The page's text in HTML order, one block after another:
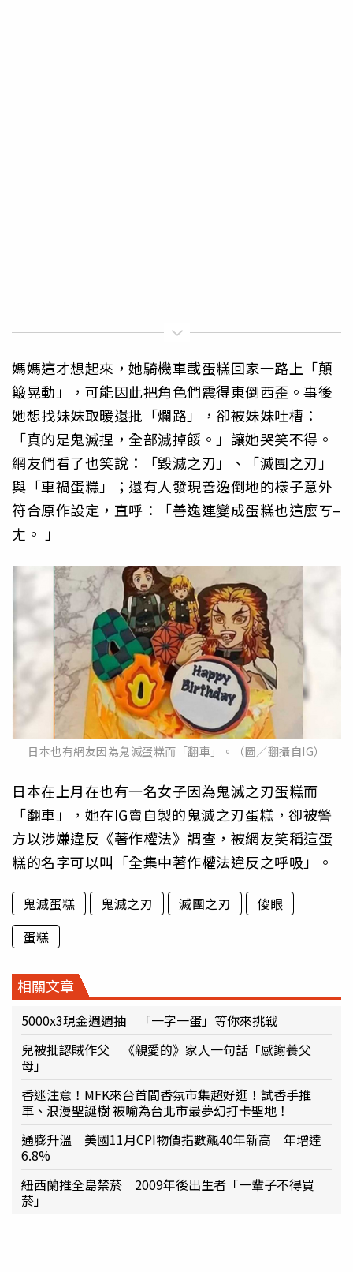
媽媽這才想起來，她騎機車載蛋糕回家一路上「顛
簸晃動」，可能因此把角色們震得東倒西歪。事後
她想找妹妹取暖還批「爛路」，卻被妹妹吐槽：
「真的是鬼滅捏，全部滅掉餒。」讓她哭笑不得。
網友們看了也笑說：「毀滅之刃」、「滅團之刃」
與「車禍蛋糕」；還有人發現善逸倒地的樣子意外
符合原作設定，直呼：「善逸連變成蛋糕也這麼ㄎ–
ㄤ。 」
日本也有網友因為鬼滅蛋糕而「翻車」。（圖∕翻攝自IG）
日本在上月在也有一名女子因為鬼滅之刃蛋糕而
「翻車」，她在IG賣自製的鬼滅之刃蛋糕，卻被警
方以涉嫌違反《著作權法》調查，被網友笑稱這蛋
糕的名字可以叫「全集中著作權法違反之呼吸」。
鬼滅蛋糕 鬼滅之刃 滅團之刃
傻眼
蛋糕
相關文章
5000x3現金週週抽 「一字一蛋」等你來挑戰
兒被批認賊作父 《親愛的》家人一句話「感謝養父
母」
香迷注意！MFK來台首間香氛市集超好逛！試香手推
車、浪漫聖誕樹 被喻為台北市最夢幻打卡聖地！
通膨升溫 美國11月CPI物價指數飆40年新高 年增達
6.8%
紐西蘭推全島禁菸 2009年後出生者「一輩子不得買
菸」